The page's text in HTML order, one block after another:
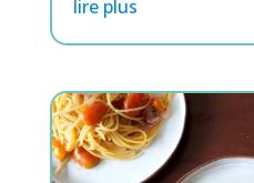
lire plus